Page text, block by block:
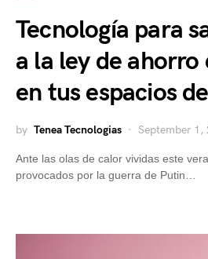
Tecnología para
a la ley de ahorro
en tus espacios
by Tenea Tecnologias September 1,
Ante las olas de calor vividas este
provocados por la guerra de Putin…